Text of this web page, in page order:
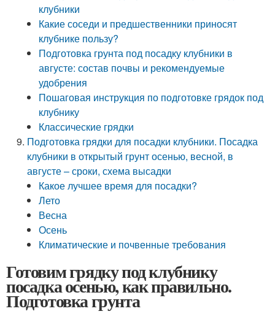
клубники
Какие соседи и предшественники приносят
клубнике пользу?
Подготовка грунта под посадку клубники в
августе: состав почвы и рекомендуемые
удобрения
Пошаговая инструкция по подготовке грядок под
клубнику
Классические грядки
Подготовка грядки для посадки клубники. Посадка
клубники в открытый грунт осенью, весной, в
августе – сроки, схема высадки
Какое лучшее время для посадки?
Лето
Весна
Осень
Климатические и почвенные требования
Готовим грядку под клубнику
посадка осенью, как правильно.
Подготовка грунта